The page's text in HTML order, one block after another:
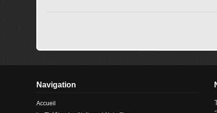
Navigation
Accueil